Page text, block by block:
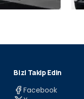
Bizi Takip Edin
Facebook